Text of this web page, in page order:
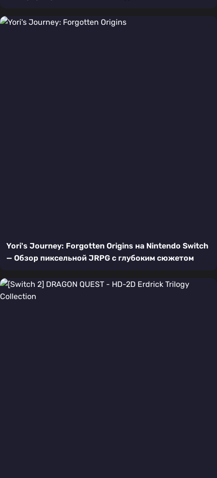
Yori's Journey: Forgotten Origins на Nintendo Switch
— Обзор пиксельной JRPG с глубоким сюжетом